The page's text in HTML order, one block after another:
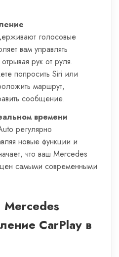
голосовые
вам управлять
рук от руля.
попросить Siri или
маршрут,
сообщение.
времени
регулярно
новые функции и
что ваш Mercedes
самыми современными
CarPlay в